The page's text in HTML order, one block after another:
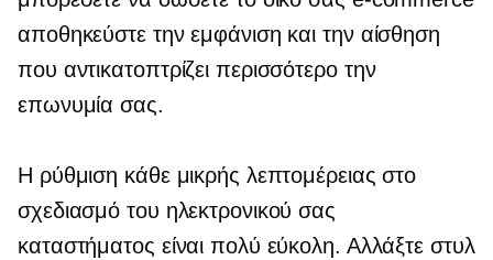
αποθηκεύστε την εμφάνιση και την αίσθηση
που αντικατοπτρίζει περισσότερο την
επωνυμία σας.
Η ρύθμιση κάθε μικρής λεπτομέρειας στο
σχεδιασμό του ηλεκτρονικού σας
καταστήματος είναι πολύ εύκολη. Αλλάξτε στυλ